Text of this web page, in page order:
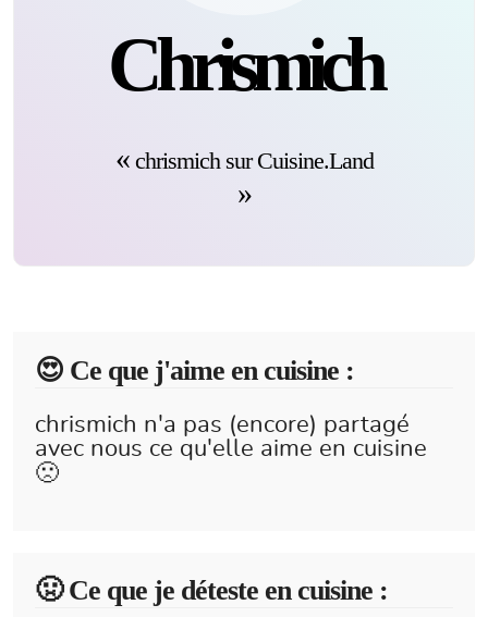
chrismich
chrismich sur Cuisine.Land
😍️ Ce que j'aime en cuisine :
chrismich n'a pas (encore) partagé
avec nous ce qu'elle aime en cuisine
🙁
🤢 Ce que je déteste en cuisine :